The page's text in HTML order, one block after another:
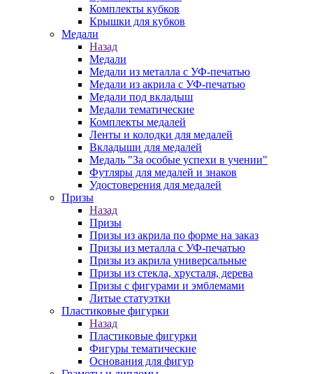
Комплекты кубков
Крышки для кубков
Медали
Назад
Медали
Медали из металла с УФ-печатью
Медали из акрила с УФ-печатью
Медали под вкладыш
Медали тематические
Комплекты медалей
Ленты и колодки для медалей
Вкладыши для медалей
Медаль "За особые успехи в учении"
Футляры для медалей и знаков
Удостоверения для медалей
Призы
Назад
Призы
Призы из акрила по форме на заказ
Призы из металла с УФ-печатью
Призы из акрила универсальные
Призы из стекла, хрусталя, дерева
Призы с фигурами и эмблемами
Литые статуэтки
Пластиковые фигурки
Назад
Пластиковые фигурки
Фигуры тематические
Основания для фигур